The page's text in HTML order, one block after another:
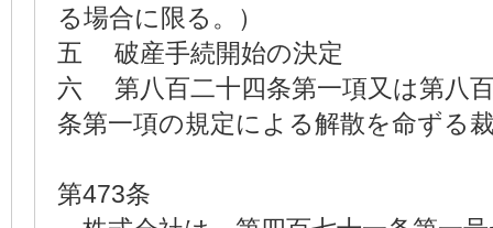
る場合に限る。）
五 破産手続開始の決定
六 第八百二十四条第一項又は第八
条第一項の規定による解散を命ずる
第473条